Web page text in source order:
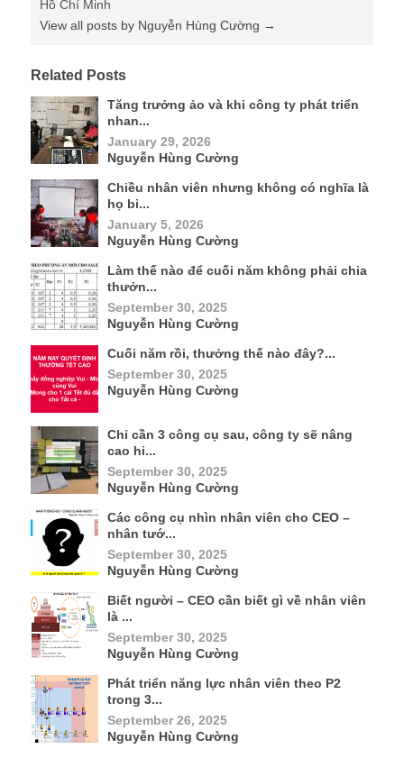
Hồ Chí Minh
View all posts by Nguyễn Hùng Cường →
Related Posts
Tăng trưởng ảo và khi công ty phát triển
nhan...
January 29, 2026
Nguyễn Hùng Cường
Chiều nhân viên nhưng không có nghĩa là
họ bi...
January 5, 2026
Nguyễn Hùng Cường
Làm thế nào để cuối năm không phải chia
thưởn...
September 30, 2025
Nguyễn Hùng Cường
Cuối năm rồi, thưởng thế nào đây?...
September 30, 2025
Nguyễn Hùng Cường
Chỉ cần 3 công cụ sau, công ty sẽ nâng
cao hi...
September 30, 2025
Nguyễn Hùng Cường
Các công cụ nhìn nhân viên cho CEO –
nhân tướ...
September 30, 2025
Nguyễn Hùng Cường
Biết người – CEO cần biết gì về nhân viên
là ...
September 30, 2025
Nguyễn Hùng Cường
Phát triển năng lực nhân viên theo P2
trong 3...
September 26, 2025
Nguyễn Hùng Cường